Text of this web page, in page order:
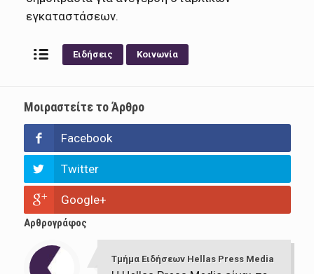
εγκαταστάσεων.
Ειδήσεις Κοινωνία
Μοιραστείτε το Άρθρο
Facebook
Twitter
Google+
Αρθρογράφος
Τμήμα Ειδήσεων Hellas Press Media